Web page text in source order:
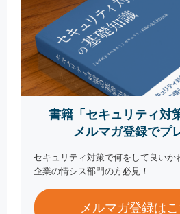
書籍「セキュリティ対
メルマガ登録でプ
セキュリティ対策で何をして良いか
企業の情シス部門の方必見！
メルマガ登録は